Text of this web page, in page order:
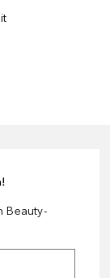
Beauty-